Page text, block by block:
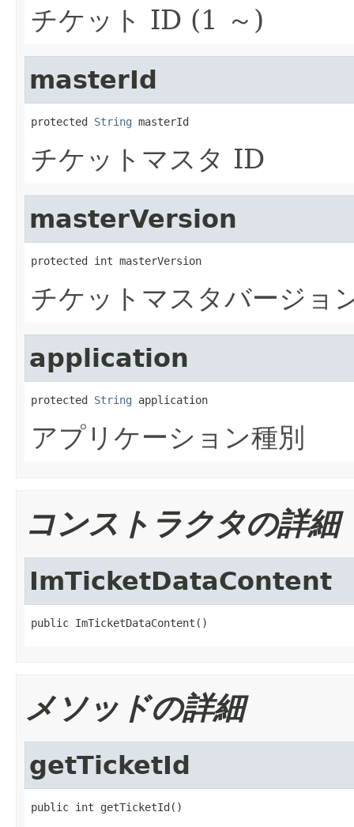
チケット ID (1 ～)
masterId
protected String masterId
チケットマスタ ID
masterVersion
protected int masterVersion
チケットマスタバージョ
application
protected String application
アプリケーション種別
コンストラクタの詳細
ImTicketDataContent
public ImTicketDataContent()
メソッドの詳細
getTicketId
public int getTicketId()